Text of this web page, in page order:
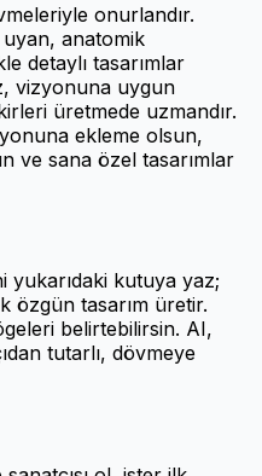
onurlandır.
uyan, anatomik
detaylı tasarımlar
vizyonuna uygun
üretmede uzmandır.
ekleme olsun,
ve sana özel tasarımlar
kutuya yaz;
özgün tasarım üretir.
belirtebilirsin. AI,
tutarlı, dövmeye